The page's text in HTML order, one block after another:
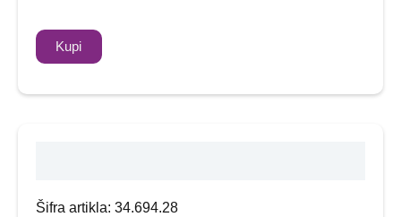
Kupi
Šifra artikla: 34.694.28